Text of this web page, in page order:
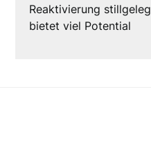
Reaktivierung
bietet viel Potential